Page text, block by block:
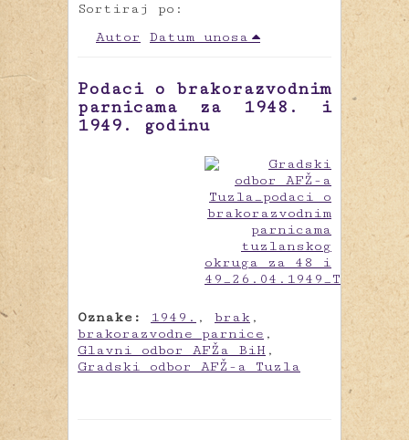
Sortiraj po:
Autor
Datum unosa
Podaci o brakorazvodnim
parnicama za 1948. i
1949. godinu
Oznake: 1949. , brak ,
brakorazvodne parnice ,
Glavni odbor AFŽa BiH ,
Gradski odbor AFŽ-a Tuzla